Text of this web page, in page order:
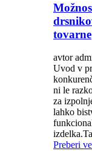
tovarne
avtor
Uvod v
ni le
za
lahko
Preberi